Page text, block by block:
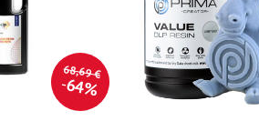
68,69 €
64%